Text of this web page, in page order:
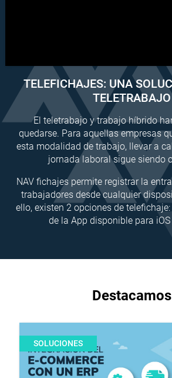
TELEFICHAJES: UNA
TELETRABAJO
El teletrabajo y trabajo híbrido
quedarse. Para aquellas empresas
esta modalidad de trabajo, llevar a
jornada laboral sigue siendo
NAV fichajes permite registrar la
trabajadores desde cualquier
ello, existen 2 opciones de
de la App disponible para
Destacamos
SOLUCIONES